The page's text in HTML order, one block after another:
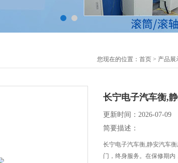
您现在的位置： 首页 > 产品展
长宁电子汽车衡,
更新时间：2026-07-09
简要描述：
长宁电子汽车衡,静安汽车
门，终身服务。在保修期